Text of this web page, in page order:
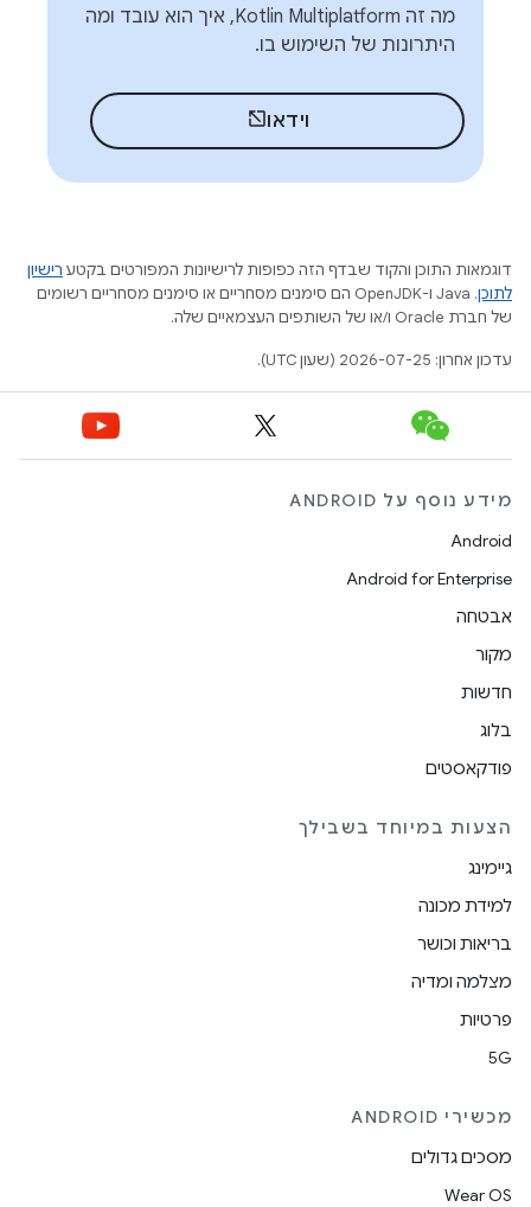
מה זה Kotlin Multiplatform, איך הוא עובד ומה
היתרונות של השימוש בו.
וידאו
דוגמאות התוכן והקוד שבדף הזה כפופות לרישיונות המפורטים בקטע רישיון
לתוכן
.‏ Java ו-OpenJDK הם סימנים מסחריים או סימנים מסחריים רשומים
של חברת Oracle ו/או של השותפים העצמאיים שלה.
עדכון אחרון: 2026-07-25 (שעון UTC).
מידע נוסף על ANDROID
Android
Android for Enterprise
אבטחה
מקור
חדשות
בלוג
פודקאסטים
הצעות במיוחד בשבילך
גיימינג
למידת מכונה
בריאות וכושר
מצלמה ומדיה
פרטיות
5G
מכשירי ANDROID
מסכים גדולים
Wear OS